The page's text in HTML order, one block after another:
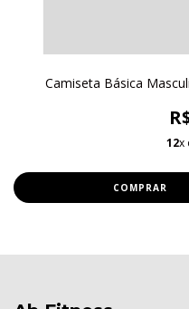
Camiseta Básica
12x
COMPRAR